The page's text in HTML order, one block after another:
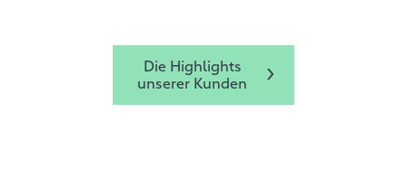
Die Highlights
unserer Kunden